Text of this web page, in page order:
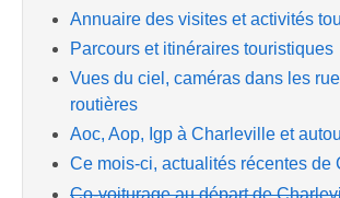
Annuaire des visites et activités
Parcours et itinéraires touristiques
Vues du ciel, caméras dans les
routières
Aoc, Aop, Igp à Charleville et
Ce mois-ci, actualités récentes de
Co-voiturage au départ de